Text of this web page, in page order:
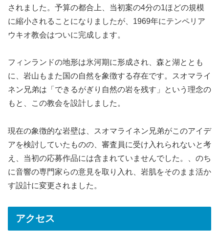
されました。予算の都合上、当初案の4分の1ほどの規模
に縮小されることになりましたが、1969年にテンペリア
ウキオ教会はついに完成します。
フィンランドの地形は氷河期に形成され、森と湖ととも
に、岩山もまた国の自然を象徴する存在です。スオマライ
ネン兄弟は「できるがぎり自然の岩を残す」という理念の
もと、この教会を設計しました。
現在の象徴的な岩壁は、スオマライネン兄弟がこのアイデ
アを検討していたものの、審査員に受け入れられないと考
え、当初の応募作品には含まれていませんでした。、のち
に音響の専門家らの意見を取り入れ、岩肌をそのまま活か
す設計に変更されました。
アクセス